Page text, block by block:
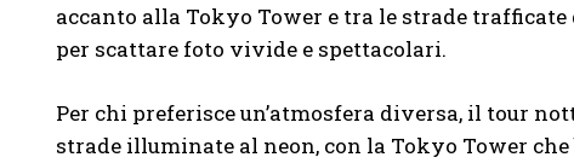
accanto alla Tokyo Tower e tra le strade
per scattare foto vivide e spettacolari.
Per chi preferisce un’atmosfera diversa, il tour
strade illuminate al neon, con la Tokyo Tower